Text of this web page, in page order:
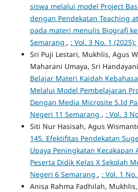
siswa melalui model Project
dengan Pendekatan Teaching
pada materi menulis Biografi
Semarang , : Vol. 3 No. 1 (2025):
Sri Puji Lestari, Mukhlis, Agus
Maharani Umaya, Sri
Belajar Materi Kaidah
Melalui Model Pembelajaran
Dengan Media Microsite S.Id
Negeri 11 Semarang , : Vol. 3
Siti Nur Hasisah, Agus
145. Efektifitas Pendekatan
Upaya Peningkatan Kecakapan
Peserta Didik Kelas X Sekolah
Negeri 6 Semarang , : Vol. 1
Anisa Rahma Fadhilah,